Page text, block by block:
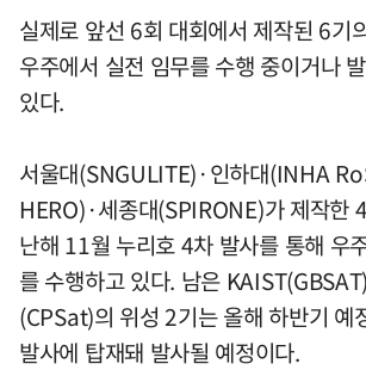
실제로 앞선 6회 대회에서 제작된 6기
우주에서 실전 임무를 수행 중이거나
있다.
서울대(SNGULITE)·인하대(INHA
HERO)·세종대(SPIRONE)가 제작한
난해 11월 누리호 4차 발사를 통해 우
를 수행하고 있다. 남은
(CPSat)의 위성 2기는 올해 하반기 예
발사에 탑재돼 발사될 예정이다.